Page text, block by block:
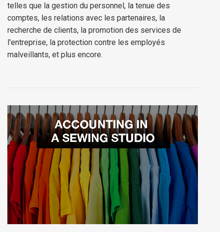
telles que la gestion du personnel, la tenue des
comptes, les relations avec les partenaires, la
recherche de clients, la promotion des services de
l'entreprise, la protection contre les employés
malveillants, et plus encore.